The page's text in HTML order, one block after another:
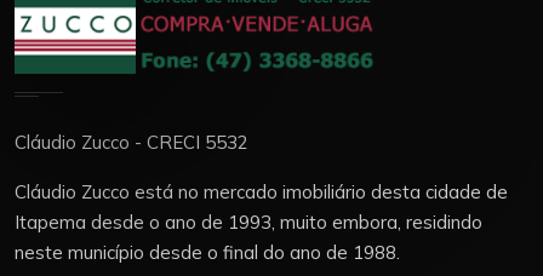
Cláudio Zucco - CRECI 5532
Cláudio Zucco está no mercado imobiliário desta cidade de
Itapema desde o ano de 1993, muito embora, residindo
neste município desde o final do ano de 1988.